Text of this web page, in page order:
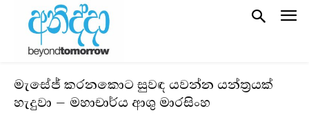
මැසේජ් කරනකොට සුවඳ යවන්න යන්ත්‍රයක්
හැදුවා – මහාචාර්ය ආශු මාරසිංහ